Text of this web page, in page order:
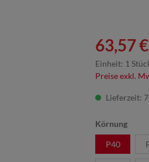
63,57
Einheit: 1
Preise exkl.
Lieferzeit:
Körnung
P40